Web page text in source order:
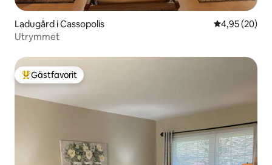
Ladugård i Cassopolis 4,95 av 5 i
4,95 (20)
Utrymmet
Populär gästfavorit
Gästfavorit